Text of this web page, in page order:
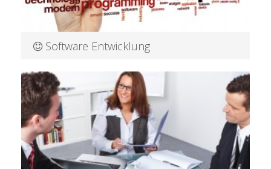
Software Entwicklung
von Wep-IT.de au
Mehr Informationen